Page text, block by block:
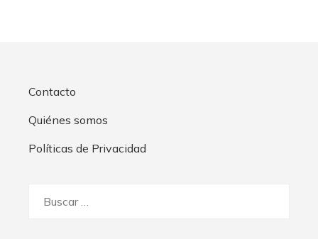
Contacto
Quiénes somos
Políticas de Privacidad